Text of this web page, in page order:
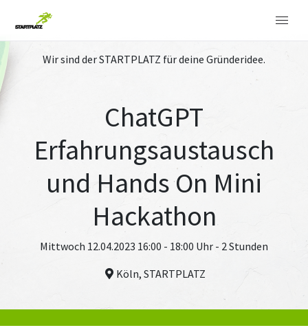
Wir sind der STARTPLATZ für deine Gründeridee.
ChatGPT
Erfahrungsaustausch
und Hands On Mini
Hackathon
Mittwoch 12.04.2023 16:00 - 18:00 Uhr - 2 Stunden
Köln, STARTPLATZ